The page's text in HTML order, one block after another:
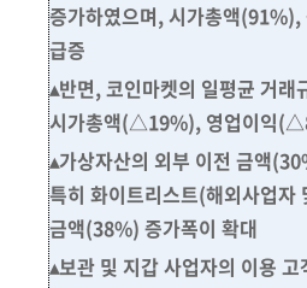
증가하였으며, 시가총액(91%),
급증
▴반면, 코인마켓의 일평균 거래
시가총액(△19%), 영업이익
▴가상자산의 외부 이전 금액
특히 화이트리스트(해외사업자
금액(38%) 증가폭이 확대
▴보관 및 지갑 사업자의 이용 고